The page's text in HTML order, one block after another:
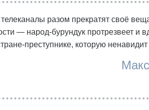
телеканалы разом прекратят своё
— народ-бурундук протрезвеет и
преступнике, которую